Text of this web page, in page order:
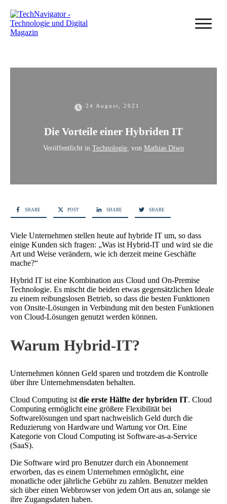
24 August, 2021
Die Vorteile einer Hybriden IT
Veröffentlicht in Technologie, von Mathias Diwo
SHARE POST SHARE SHARE
Viele Unternehmen stellen heute auf hybride IT um, so dass
einige Kunden sich fragen: „Was ist Hybrid-IT und wird sie die
Art und Weise verändern, wie ich derzeit meine Geschäfte
mache?“
Hybrid IT ist eine Kombination aus Cloud und On-Premise
Technologie. Es mischt die beiden etwas gegensätzlichen Ideale
zu einem reibungslosen Betrieb, so dass die besten Funktionen
von Onsite-Lösungen in Verbindung mit den besten Funktionen
von Cloud-Lösungen genutzt werden können.
Warum Hybrid-IT?
Unternehmen können Geld sparen und trotzdem die Kontrolle
über ihre Unternehmensdaten behalten.
Cloud Computing ist die erste Hälfte der hybriden IT. Cloud
Computing ermöglicht eine größere Flexibilität bei
Softwarelösungen und spart nachweislich Geld durch die
Reduzierung von Hardware und Wartung vor Ort. Eine
Kategorie von Cloud Computing ist Software-as-a-Service
(SaaS).
Die Software wird pro Benutzer durch ein Abonnement
erworben, das es einem Unternehmen ermöglicht, eine
monatliche oder jährliche Gebühr zu zahlen. Benutzer melden
sich über einen Webbrowser von jedem Ort aus an, solange sie
ihre Zugangsdaten haben.